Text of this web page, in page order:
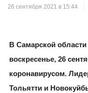
26 сентября 2021 в 15:44
В Самарской
воскресенье, 26
коронавирусом.
Тольятти и